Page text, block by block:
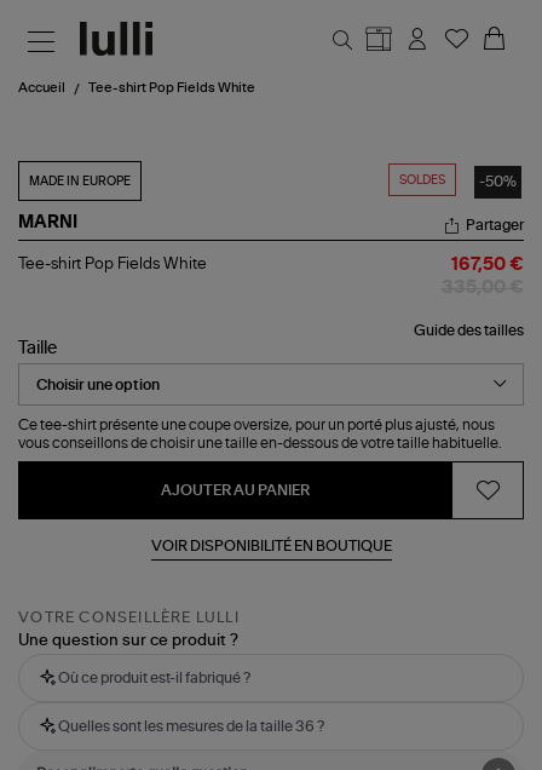
Accueil Tee-shirt Pop Fields White
SOLDES -50%
MADE IN EUROPE
MARNI
Tee-
White
Partager
Tee-shirt Pop Fields White 167,50 €
Guide des tailles
Taille
Ce tee-shirt présente une coupe oversize, pour un porté plus ajusté, nous
vous conseillons de choisir une taille en-dessous de votre taille habituelle.
AJOUTER AU PANIER
VOIR DISPONIBILITÉ EN BOUTIQUE
VOTRE CONSEILLÈRE LULLI
Une question sur ce produit ?
Où ce produit est-il fabriqué ?
Quelles sont les mesures de la taille 36 ?